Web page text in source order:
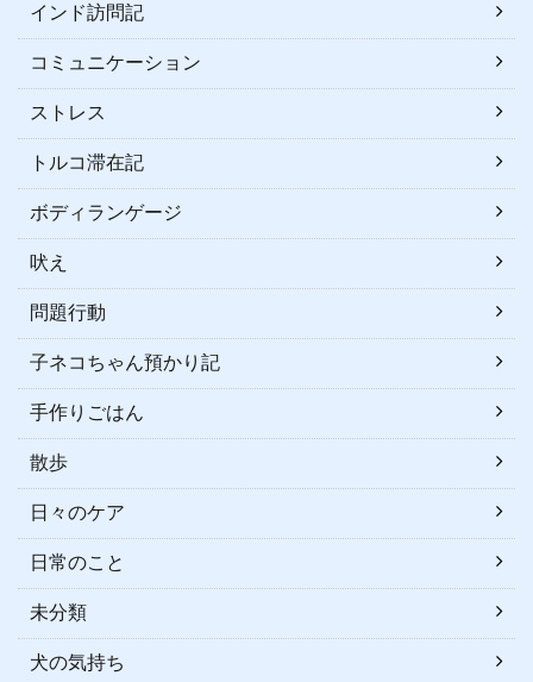
インド訪問記
コミュニケーション
ストレス
トルコ滞在記
ボディランゲージ
吠え
問題行動
子ネコちゃん預かり記
手作りごはん
散歩
日々のケア
日常のこと
未分類
犬の気持ち